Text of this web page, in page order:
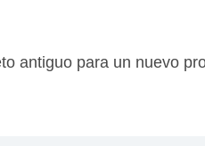
antiguo para un nuevo